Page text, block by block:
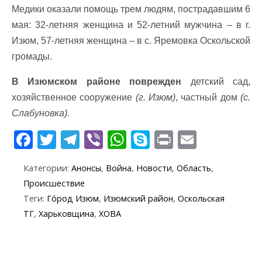
Медики оказали помощь трем людям, пострадавшим 6
мая: 32-летняя женщина и 52-летний мужчина – в г.
Изюм, 57-летняя женщина – в с. Яремовка Оскольской
громады.
В Изюмском районе поврежден детский сад,
хозяйственное сооружение (г. Изюм), частный дом(с.
Слабуновка).
F
e
b
o
T
itt
er
T
e
gr
a
Vi
er
W
at
s
S
y
p
Pr
in
t ai
l
Категории: Анонсы, Война, Новости, Область,
Происшествие
Теги: Го́род Изюм, Изюмский район, Оскольская
ТГ, Харьковщина, ХОВА